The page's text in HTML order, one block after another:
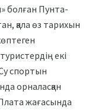
болған Пунта-
қала өз тарихын
екі
спортын
орналасқан
жағасында